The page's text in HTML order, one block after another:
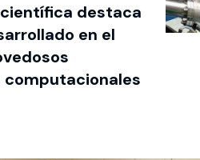
destaca
en el